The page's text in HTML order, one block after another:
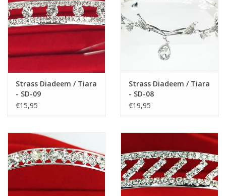
Strass Diadeem / Tiara
- SD-09
€15,95
Strass Diadeem / Tiara
- SD-08
€19,95